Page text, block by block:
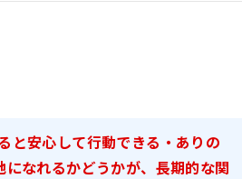
と安心して行動できる・ありの
なれるかどうかが、長期的な関